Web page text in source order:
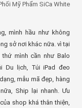
Mỹ Phẩm SiCa White
mình hầu như không
sở nơi khác nữa. vì tại
mình cần như Balo
Du lịch, Túi iPad đeo
mẫu mã đẹp, hàng
Ship lại nhanh. Ưu
shop khá thân thiện,